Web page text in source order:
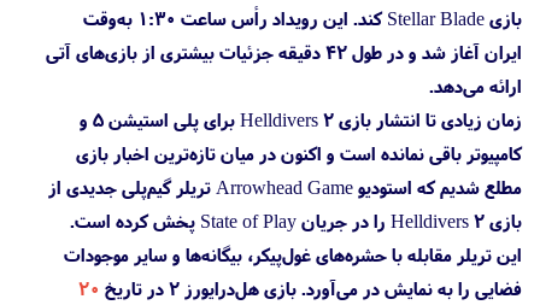
بازی Stellar Blade کند. این رویداد رأس ساعت ۱:۳۰ به‌وقت
ایران آغاز شد و در طول ۴۲ دقیقه جزئیات بیشتری از بازی‌های آتی
ارائه می‌دهد.
زمان زیادی تا انتشار بازی Helldivers 2 برای پلی استیشن 5 و
کامپیوتر باقی نمانده است و اکنون در میان تازه‌ترین اخبار بازی
مطلع شدیم که استودیو Arrowhead Game تریلر گیم‌پلی جدیدی از
بازی Helldivers 2 را در جریان State of Play پخش کرده است.
این تریلر مقابله با حشره‌های غول‌پیکر، بیگانه‌ها و سایر موجودات
فضایی را به نمایش در می‌آورد. بازی هل‌درایورز ۲ در تاریخ
۲۰